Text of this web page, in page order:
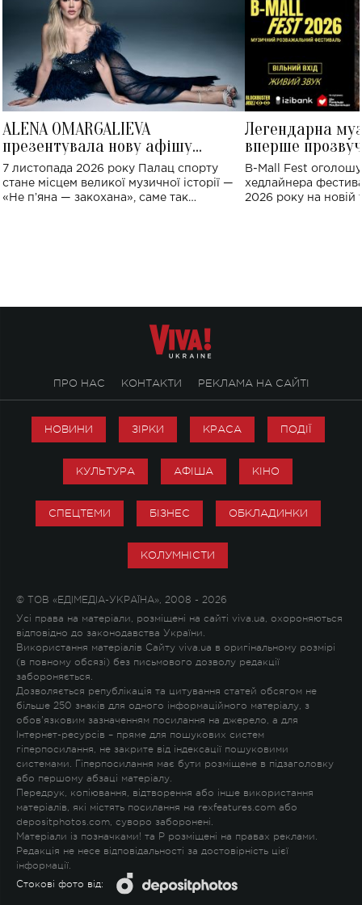
ALENA OMARGALIEVA
презентувала нову афішу
великого концерту в Палаці
спорту
7 листопада 2026 року Палац спорту
стане місцем великої музичної історії —
«Не пʼяна — закохана», саме так
Легендарна
вперше
Україні: де
B-Mall Fest
хедлайнера
2026 року на новій
ПРО НАС КОНТАКТИ РЕКЛАМА НА САЙТІ
НОВИНИ ЗІРКИ КРАСА ПОДІЇ
КУЛЬТУРА АФІША КІНО
СПЕЦТЕМИ БІЗНЕС ОБКЛАДИНКИ
КОЛУМНІСТИ
© ТОВ «ЕДІМЕДІА-УКРАЇНА», 2008 - 2026
Усі права на матеріали, розміщені на сайті viva.ua, охороняються
відповідно до законодавства України.
Використання матеріалів Сайту viva.ua в оригінальному розмірі
(в повному обсязі) без письмового дозволу редакції
забороняється.
Дозволяється републікація та цитування статей обсягом не
більше 250 знаків для одного інформаційного матеріалу, з
обов'язковим зазначенням посилання на джерело, а для
Інтернет-ресурсів – пряме для пошукових систем
гіперпосилання, не закрите від індексації пошуковими
системами. Гіперпосилання має бути розміщене в підзаголовку
або першому абзаці матеріалу.
Передрук, копіювання, відтворення або інше використання
матеріалів, які містять посилання на rexfeatures.com або
depositphotos.com, суворо заборонені.
Матеріали із позначками! та P розміщені на правах реклами.
Редакція не несе відповідальності за достовірність цієї
інформації.
Стокові фото від: